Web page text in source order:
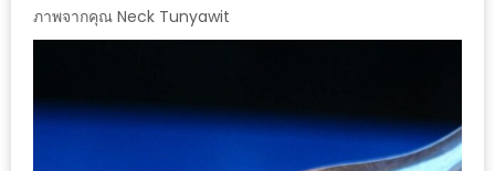
–
บาร์บีคิว
เหนือ
ภาพจากคุณ Neck Tunyawit